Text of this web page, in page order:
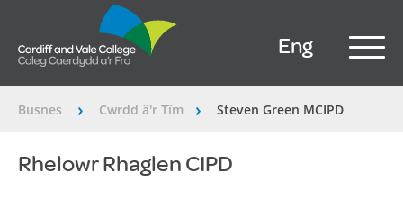
Eng
Busnes Cwrdd â'r Tîm Steven Green MCIPD
Rhelowr Rhaglen CIPD